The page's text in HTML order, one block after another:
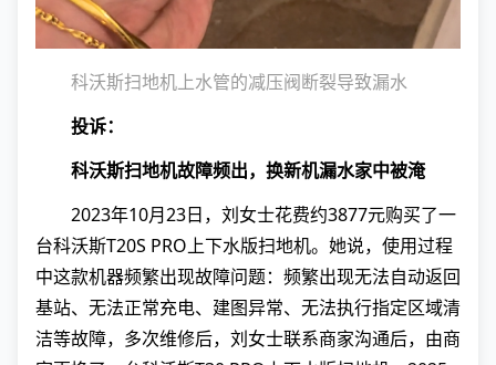
科沃斯扫地机上水管的减压阀断裂导致漏水
投诉：
科沃斯扫地机故障频出，换新机漏水家中被淹
2023年10月23日，刘女士花费约3877元购买了一
台科沃斯T20S PRO上下水版扫地机。她说，使用过程
中这款机器频繁出现故障问题：频繁出现无法自动返回
基站、无法正常充电、建图异常、无法执行指定区域清
洁等故障，多次维修后，刘女士联系商家沟通后，由商